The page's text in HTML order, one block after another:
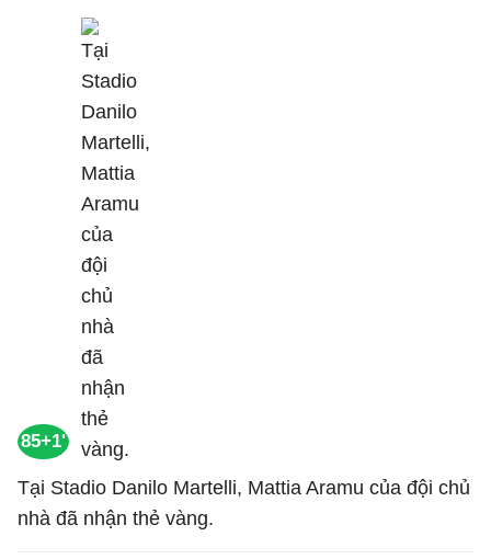
85+1'
Tại Stadio Danilo Martelli, Mattia Aramu của đội chủ
nhà đã nhận thẻ vàng.